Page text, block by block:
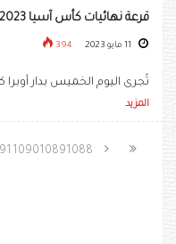
قرعة نهائيات كأس آسيا 2023 تُسحب اليوم في الدوحة
394
تُجرى اليوم الخميس بدار أوبرا
المزيد
1088
1089
1090